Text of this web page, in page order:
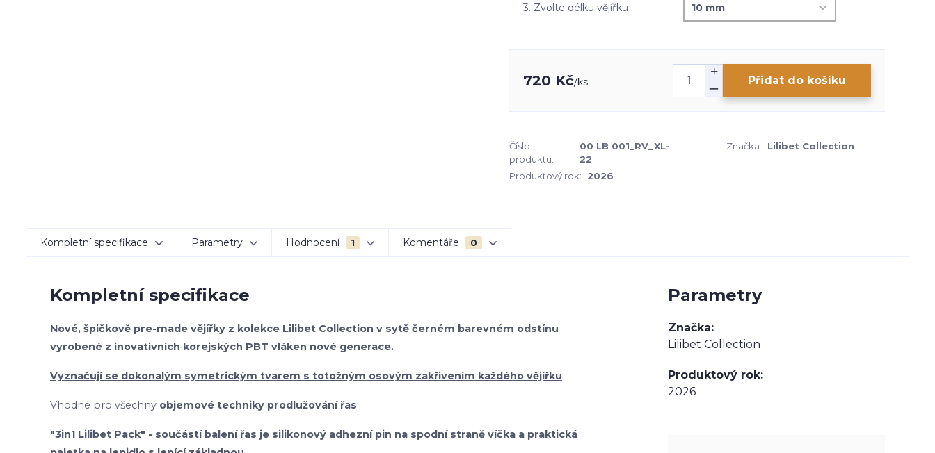
3. Zvolte délku vějířku
720 Kč/ks Přidat do košíku
Číslo
produktu:
00 LB 001_RV_XL-
22
Značka: Lilibet Collection
Produktový rok: 2026
Kompletní specifikace Parametry Hodnocení 1 Komentáře 0
Kompletní specifikace
Nové, špičkově pre-made vějířky z kolekce Lilibet Collection v sytě černém barevném odstínu
vyrobené z inovativních korejských PBT vláken nové generace.
Vyznačují se dokonalým symetrickým tvarem s totožným osovým zakřivením každého vějířku
Vhodné pro všechny objemové techniky prodlužování řas
"3in1 Lilibet Pack" - součástí balení řas je silikonový adhezní pin na spodní straně víčka a praktická
Parametry
Značka
Lilibet Collection
Produktový rok
2026